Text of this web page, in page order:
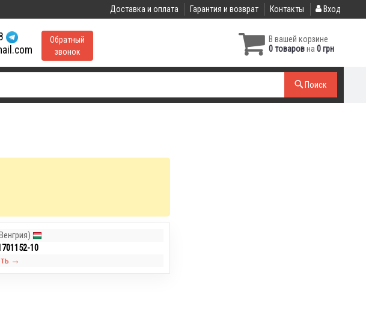
Доставка и оплата Гарантия и возврат Контакты Вход
Обратный
звонок
В вашей корзине
0 товаровна 0 грн
Поиск
10
→